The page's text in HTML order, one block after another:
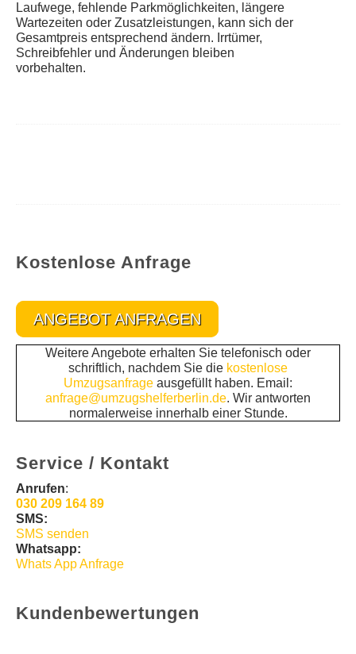
Laufwege, fehlende Parkmöglichkeiten, längere
Wartezeiten oder Zusatzleistungen, kann sich der
Gesamtpreis entsprechend ändern. Irrtümer,
Schreibfehler und Änderungen bleiben
vorbehalten.
Kostenlose Anfrage
ANGEBOT ANFRAGEN
Weitere Angebote erhalten Sie telefonisch oder
schriftlich, nachdem Sie die kostenlose
Umzugsanfrage ausgefüllt haben. Email:
anfrage@umzugshelferberlin.de. Wir antworten
normalerweise innerhalb einer Stunde.
Service / Kontakt
Anrufen:
030 209 164 89
SMS:
SMS senden
Whatsapp:
Whats App Anfrage
Kundenbewertungen